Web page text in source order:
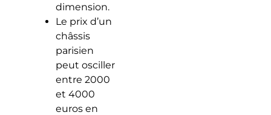
dimension.
Le prix d’un
châssis
parisien
peut osciller
entre 2000
et 4000
euros en